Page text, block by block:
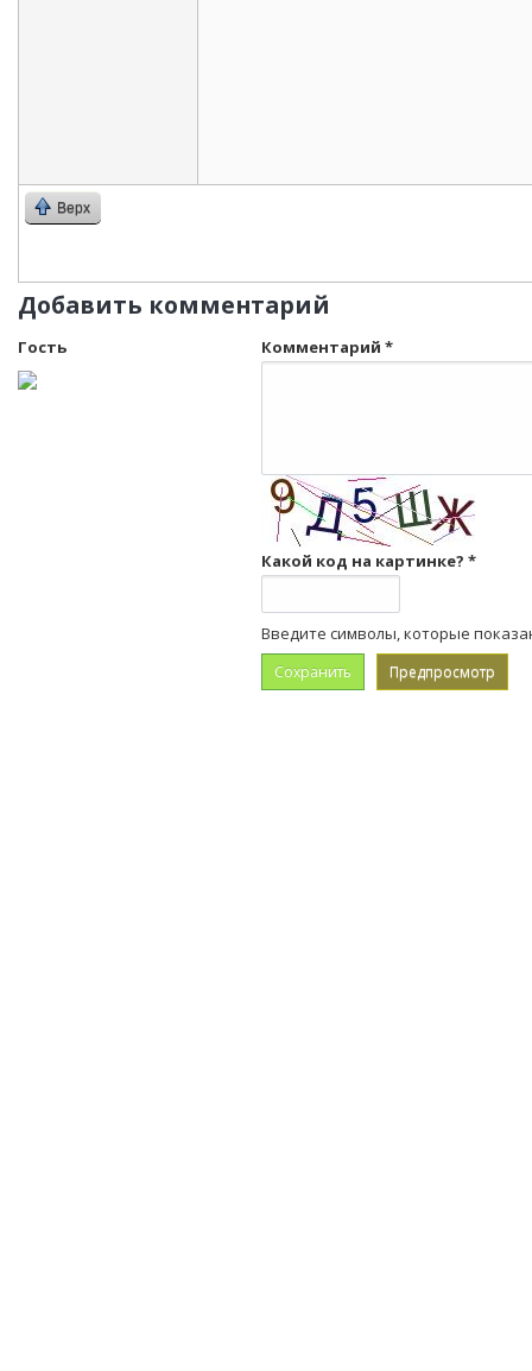
Верх
Добавить комментарий
Гость Комментарий *
Какой код на картинке? *
Введите символы, которые